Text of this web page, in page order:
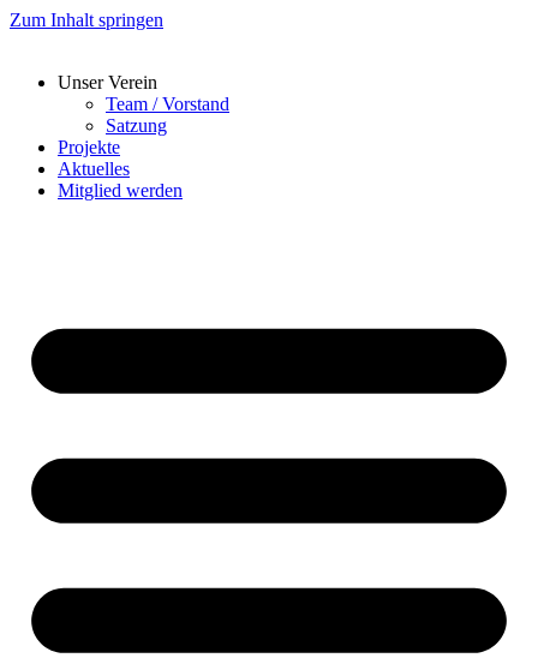
Zum Inhalt springen
Unser Verein
Team / Vorstand
Satzung
Projekte
Aktuelles
Mitglied werden